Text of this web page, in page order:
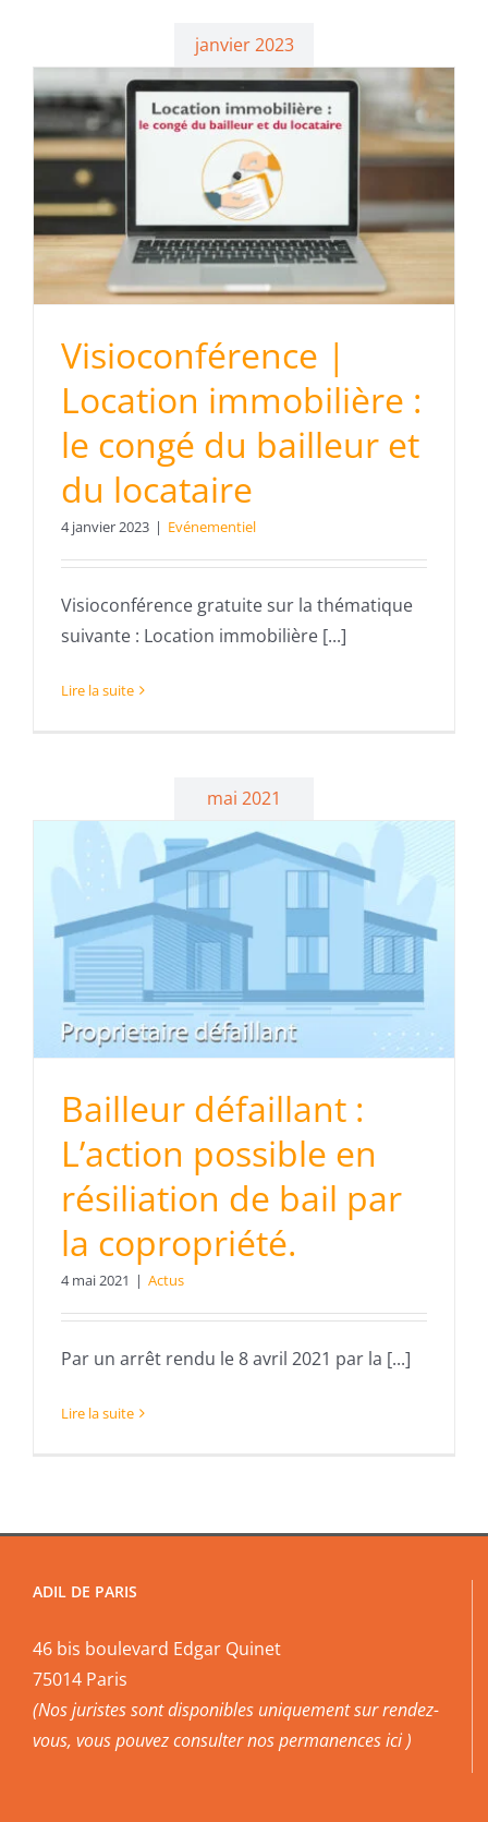
janvier 2023
Visioconférence |
Location immobilière :
le congé du bailleur et
du locataire
4 janvier 2023 | Evénementiel
Visioconférence gratuite sur la thématique
suivante : Location immobilière [...]
Lire la suite
mai 2021
Bailleur défaillant :
L’action possible en
résiliation de bail par
la copropriété.
4 mai 2021 | Actus
Par un arrêt rendu le 8 avril 2021 par la [...]
Lire la suite
ADIL DE PARIS
46 bis boulevard Edgar Quinet
75014 Paris
(Nos juristes sont disponibles uniquement sur rendez-
vous, vous pouvezconsulter nos permanences ici )